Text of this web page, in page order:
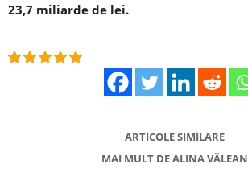
23,7 miliarde de lei.
ARTICOLE SIMILARE
MAI MULT DE ALINA VĂLEAN